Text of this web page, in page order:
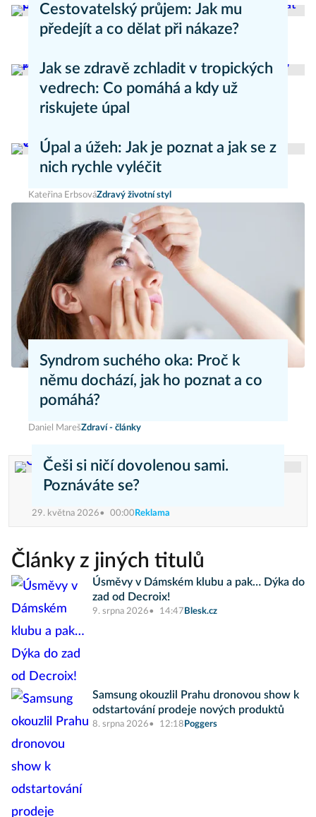
Cestovatelský průjem: Jak mu
předejít a co dělat při nákaze?
Jak se zdravě zchladit v tropických
vedrech: Co pomáhá a kdy už
riskujete úpal
Pavla Skurovcová
Úpal a úžeh: Jak je poznat a jak se z
nich rychle vyléčit
Kateřina ErbsováZdravý životní styl
Syndrom suchého oka: Proč k
němu dochází, jak ho poznat a co
pomáhá?
Daniel MarešZdraví - články
Češi si ničí dovolenou sami.
Poznáváte se?
29. května 2026 00:00 Reklama
Články z jiných titulů
Úsměvy v Dámském klubu a pak… Dýka do
zad od Decroix!
9. srpna 2026 14:47 Blesk.cz
Samsung okouzlil Prahu dronovou show k
odstartování prodeje nových produktů
8. srpna 2026 12:18 Poggers